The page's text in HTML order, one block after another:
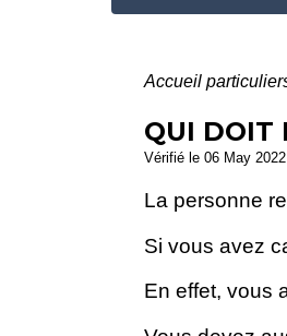
Accueil
QUI DOIT
Vérifié le 06 May
La personne
Si vous avez
En effet, vous